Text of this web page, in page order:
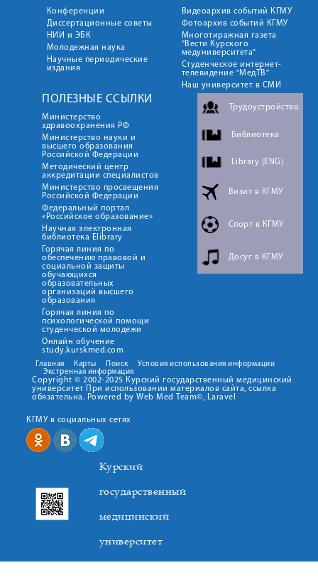
Конференции
Диссертационные советы
НИИ и ЭБК
Молодежная наука
Научные периодические
издания
Видеоархив событий КГМУ
Фотоархив событий КГМУ
Многотиражная газета
"Вести Курского
медуниверситета"
Студенческое интернет-
телевидение "МедТВ"
Наш университет в СМИ
ПОЛЕЗНЫЕ ССЫЛКИ
Министерство
здравоохранения РФ
Министерство науки и
высшего образования
Российской Федерации
Методический центр
аккредитации специалистов
Министерство просвещения
Российской Федерации
Федеральный портал
«Российское образование»
Научная электронная
библиотека Elibrary
Горячая линия по
обеспечению правовой и
социальной защиты
обучающихся
образовательных
организаций высшего
образования
Горячая линия по
психологической помощи
студенческой молодежи
Онлайн обучение
study.kurskmed.com
Трудоустройство
Библиотека
Library (ENG)
Визит в КГМУ
Спорт в КГМУ
Досуг в КГМУ
Главная Карты Поиск
Условия использования информации
Экстренная информация
Copyright © 2002-2025 Курский государственный медицинский
университет При использовании материалов сайта, ссылка
обязательна. Powered by Web Med Team©, Laravel
КГМУ в социальных сетях
Курский
государственный
медицинский
университет